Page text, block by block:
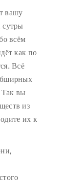
вашу
всём
как по
Всё
Так вы
из
их к